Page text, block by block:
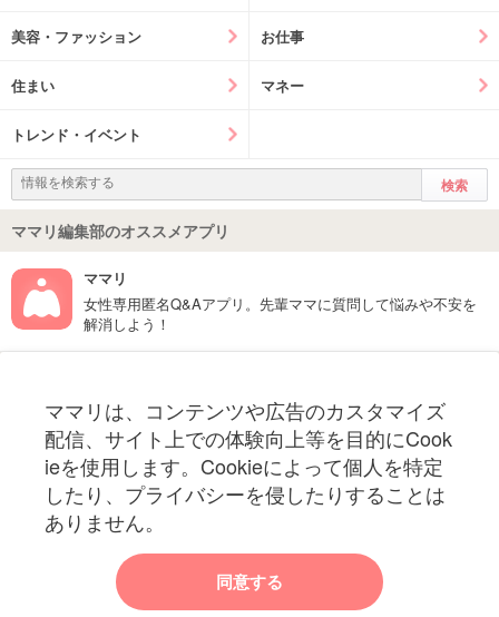
美容・ファッション お仕事
住まい マネー
トレンド・イベント
ママリ編集部のオススメアプリ
ママリ
女性専用匿名Q&Aアプリ。先輩ママに質問して悩みや不安を
解消しよう！
ママリは、コンテンツや広告のカスタマイズ
配信、サイト上での体験向上等を目的にCook
ieを使用します。Cookieによって個人を特定
したり、プライバシーを侵したりすることは
ありません。
同意する
妊娠〜子育て中のお役立ち情報を配信中
ママリからのお知らせ